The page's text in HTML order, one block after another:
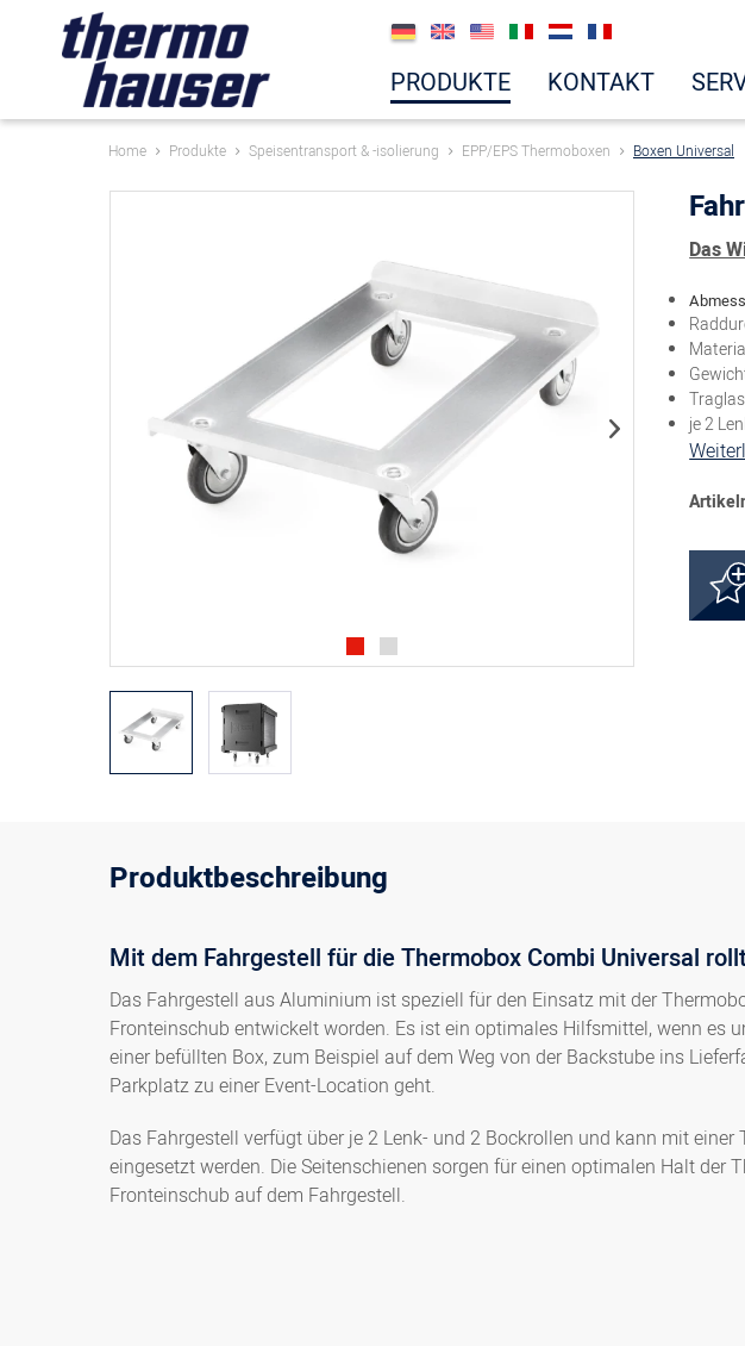
PRODUKTE KONTAKT
Home Produkte Speisentransport & -isolierung EPP/EPS Thermoboxen Boxen Universal
Das
je 2
Produktbeschreibung
Mit dem Fahrgestell für die Thermobox Combi Universal
Das Fahrgestell aus Aluminium ist speziell für den Einsatz mit der
Fronteinschub entwickelt worden. Es ist ein optimales Hilfsmittel, wenn es
einer befüllten Box, zum Beispiel auf dem Weg von der Backstube ins
Parkplatz zu einer Event-Location geht.
Das Fahrgestell verfügt über je 2 Lenk- und 2 Bockrollen und kann mit
eingesetzt werden. Die Seitenschienen sorgen für einen optimalen Halt der
Fronteinschub auf dem Fahrgestell.